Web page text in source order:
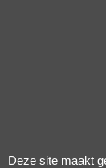
Deze site maakt